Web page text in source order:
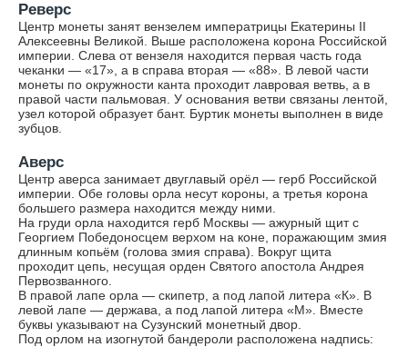
Реверс
Центр монеты занят вензелем императрицы Екатерины II
Алексеевны Великой. Выше расположена корона Российской
империи. Слева от вензеля находится первая часть года
чеканки — «17», а в справа вторая — «88». В левой части
монеты по окружности канта проходит лавровая ветвь, а в
правой части пальмовая. У основания ветви связаны лентой,
узел которой образует бант. Буртик монеты выполнен в виде
зубцов.
Аверс
Центр аверса занимает двуглавый орёл — герб Российской
империи. Обе головы орла несут короны, а третья корона
большего размера находится между ними.
На груди орла находится герб Москвы — ажурный щит с
Георгием Победоносцем верхом на коне, поражающим змия
длинным копьём (голова змия справа). Вокруг щита
проходит цепь, несущая орден Святого апостола Андрея
Первозванного.
В правой лапе орла — скипетр, а под лапой литера «К». В
левой лапе — держава, а под лапой литера «М». Вместе
буквы указывают на Сузунский монетный двор.
Под орлом на изогнутой бандероли расположена надпись: